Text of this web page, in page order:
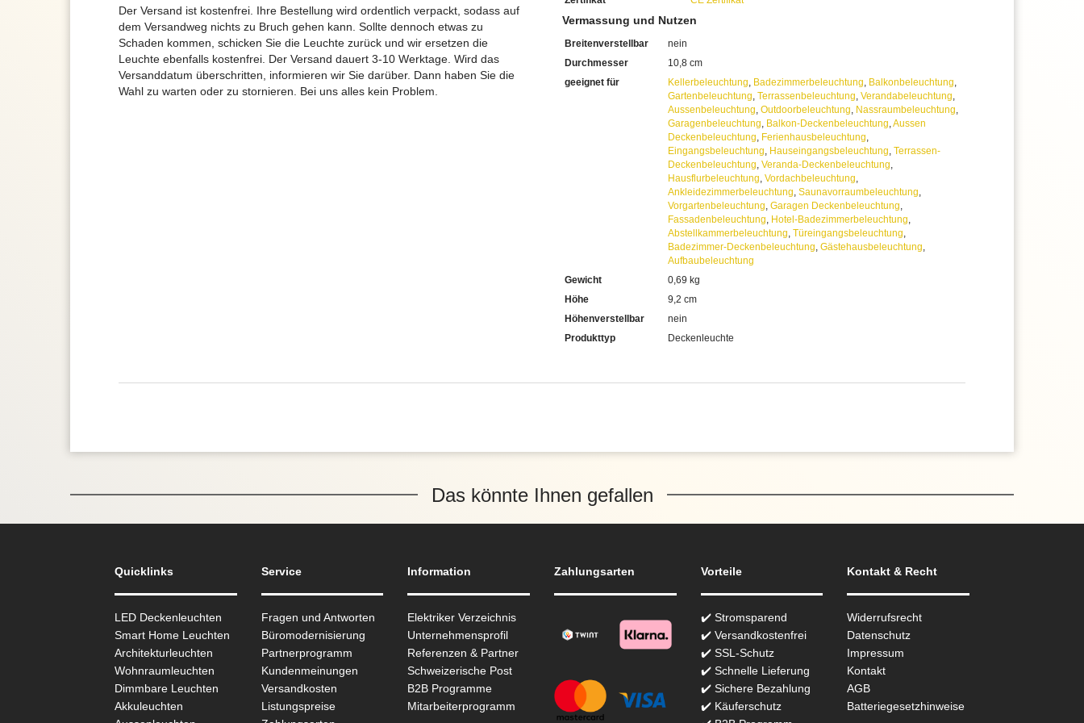
Sie haben bei uns 2 Jahre Garantie
Bei Fragen, kontaktieren Sie uns jederzeit
Wir freuen uns auf Ihre Anfragen
Der Versand ist kostenfrei. Ihre Bestellung wird ordentlich verpackt, sodass auf
dem Versandweg nichts zu Bruch gehen kann. Sollte dennoch etwas zu
Schaden kommen, schicken Sie die Leuchte zurück und wir ersetzen die
Leuchte ebenfalls kostenfrei. Der Versand dauert 3-10 Werktage. Wird das
Versanddatum überschritten, informieren wir Sie darüber. Dann haben Sie die
Wahl zu warten oder zu stornieren. Bei uns alles kein Problem.
Vermassung und Nutzen
Breitenverstellbar
nein
Durchmesser
10,8 cm
geeignet für
Kellerbeleuchtung, Badezimmerbeleuchtung, Balkonbeleuchtung,
Gartenbeleuchtung, Terrassenbeleuchtung, Verandabeleuchtung,
Aussenbeleuchtung, Outdoorbeleuchtung, Nassraumbeleuchtung,
Garagenbeleuchtung, Balkon-Deckenbeleuchtung,Aussen
Deckenbeleuchtung, Ferienhausbeleuchtung,
Eingangsbeleuchtung, Hauseingangsbeleuchtung, Terrassen-
Deckenbeleuchtung, Veranda-Deckenbeleuchtung,
Hausflurbeleuchtung, Vordachbeleuchtung,
Ankleidezimmerbeleuchtung, Saunavorraumbeleuchtung,
Vorgartenbeleuchtung, Garagen Deckenbeleuchtung,
Fassadenbeleuchtung, Hotel-Badezimmerbeleuchtung,
Abstellkammerbeleuchtung, Türeingangsbeleuchtung,
Badezimmer-Deckenbeleuchtung, Gästehausbeleuchtung,
Aufbaubeleuchtung
Gewicht
0,69 kg
Höhe
9,2 cm
Höhenverstellbar
nein
Produkttyp
Deckenleuchte
Das könnte Ihnen gefallen
Quicklinks
LED Deckenleuchten
Smart Home Leuchten
Architekturleuchten
Wohnraum­leuchten
Dimmbare Leuchten
Akkuleuchten
Service
Fragen und Antworten
Büromodernisierung
Partnerprogramm
Kundenmeinungen
Versandkosten
Listungspreise
Information
Elektriker Verzeichnis
Unternehmensprofil
Referenzen & Partner
Schweizerische Post
B2B Programme
Mitarbeiterprogramm
Zahlungsarten Vorteile
✔️ Stromsparend
✔️ Versandkostenfrei
✔️ SSL-Schutz
✔️ Schnelle Lieferung
✔️ Sichere Bezahlung
✔️ Käuferschutz
Kontakt & Recht
Widerrufsrecht
Datenschutz
Impressum
Kontakt
AGB
Batteriegesetzhinweise